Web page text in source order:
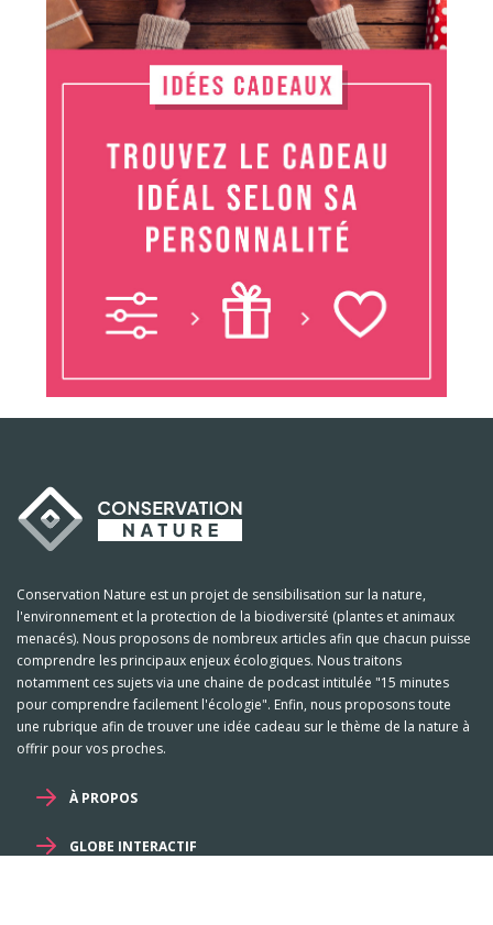
Conservation Nature est un projet de sensibilisation sur la nature,
l'environnement et la protection de la biodiversité (plantes et animaux
menacés). Nous proposons de nombreux articles afin que chacun puisse
comprendre les principaux enjeux écologiques. Nous traitons
notamment ces sujets via une chaine de podcast intitulée "15 minutes
pour comprendre facilement l'écologie". Enfin, nous proposons toute
une rubrique afin de trouver une idée cadeau sur le thème de la nature à
offrir pour vos proches.
À PROPOS
GLOBE INTERACTIF